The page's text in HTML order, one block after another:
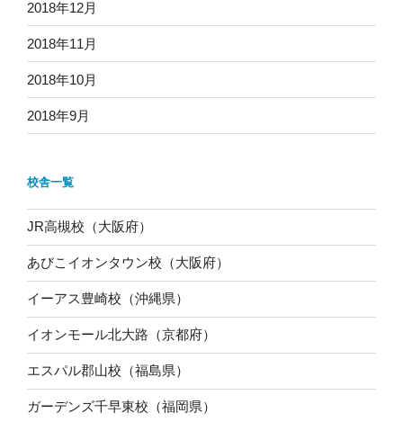
2018年12月
2018年11月
2018年10月
2018年9月
校舎一覧
JR高槻校（大阪府）
あびこイオンタウン校（大阪府）
イーアス豊崎校（沖縄県）
イオンモール北大路（京都府）
エスパル郡山校（福島県）
ガーデンズ千早東校（福岡県）